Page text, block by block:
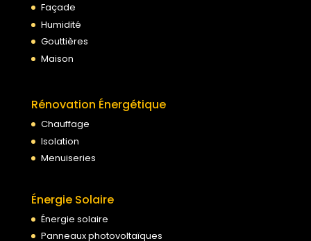
Façade
Humidité
Gouttières
Maison
Rénovation Énergétique
Chauffage
Isolation
Menuiseries
Énergie Solaire
Énergie solaire
Panneaux photovoltaïques